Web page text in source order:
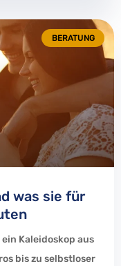
BERATUNG
was sie für
Kaleidoskop aus
bis zu selbstloser